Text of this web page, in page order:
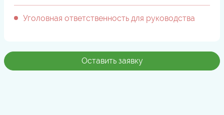
Уголовная ответственность для руководства
Оставить заявку